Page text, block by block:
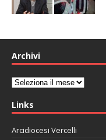
Archivi
Archivi
Links
Arcidiocesi Vercelli